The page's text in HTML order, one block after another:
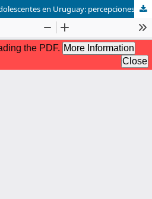
La detención policial de adolescentes en Uruguay: percepciones y experiencias